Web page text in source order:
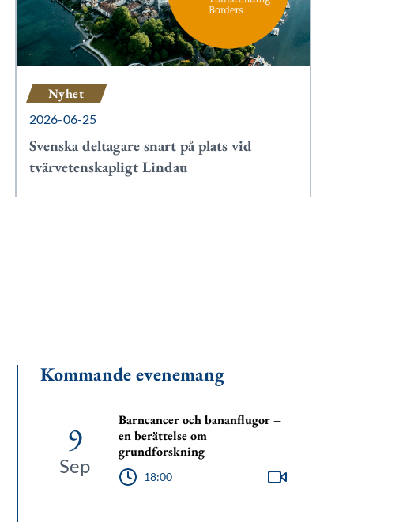
Nyhet
2026-06-25
Svenska deltagare snart på plats vid
tvärvetenskapligt Lindau
Kommande evenemang
9
Sep
Barncancer och bananflugor –
en berättelse om
grundforskning
18:00